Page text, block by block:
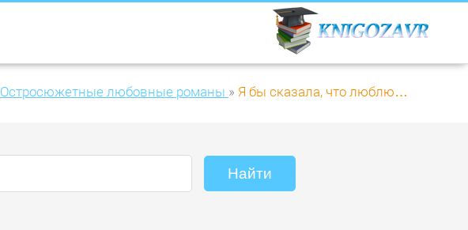
Остросюжетные любовные романы » Я бы сказала, что люблю…